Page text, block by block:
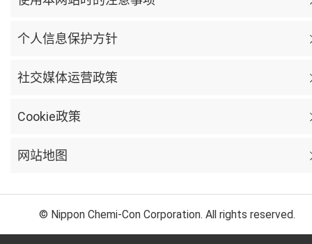
个人信息保护方针
社交媒体运营政策
Cookie政策
网站地图
© Nippon Chemi-Con Corporation. All rights reserved.